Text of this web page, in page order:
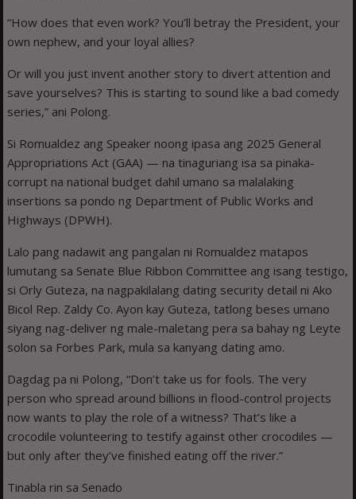
“How does that even work? You’ll betray the President, your
own nephew, and your loyal allies?
Or will you just invent another story to divert attention and
save yourselves? This is starting to sound like a bad comedy
series,” ani Polong.
Si Romualdez ang Speaker noong ipasa ang 2025 General
Appropriations Act (GAA) — na tinaguriang isa sa pinaka-
corrupt na national budget dahil umano sa malalaking
insertions sa pondo ng Department of Public Works and
Highways (DPWH).
Lalo pang nadawit ang pangalan ni Romualdez matapos
lumutang sa Senate Blue Ribbon Committee ang isang testigo,
si Orly Guteza, na nagpakilalang dating security detail ni Ako
Bicol Rep. Zaldy Co. Ayon kay Guteza, tatlong beses umano
siyang nag-deliver ng male-maletang pera sa bahay ng Leyte
solon sa Forbes Park, mula sa kanyang dating amo.
Dagdag pa ni Polong, “Don’t take us for fools. The very
person who spread around billions in flood-control projects
now wants to play the role of a witness? That’s like a
crocodile volunteering to testify against other crocodiles —
but only after they’ve finished eating off the river.”
Tinabla rin sa Senado